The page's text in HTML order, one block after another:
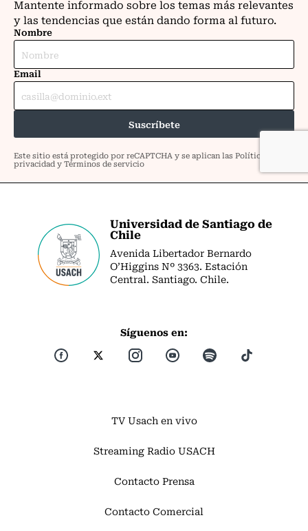
Universidad de Santiago de
Chile
Avenida Libertador Bernardo
O’Higgins Nº 3363. Estación
Central. Santiago. Chile.
Síguenos en:
TV Usach en vivo
Streaming Radio USACH
Contacto Prensa
Contacto Comercial